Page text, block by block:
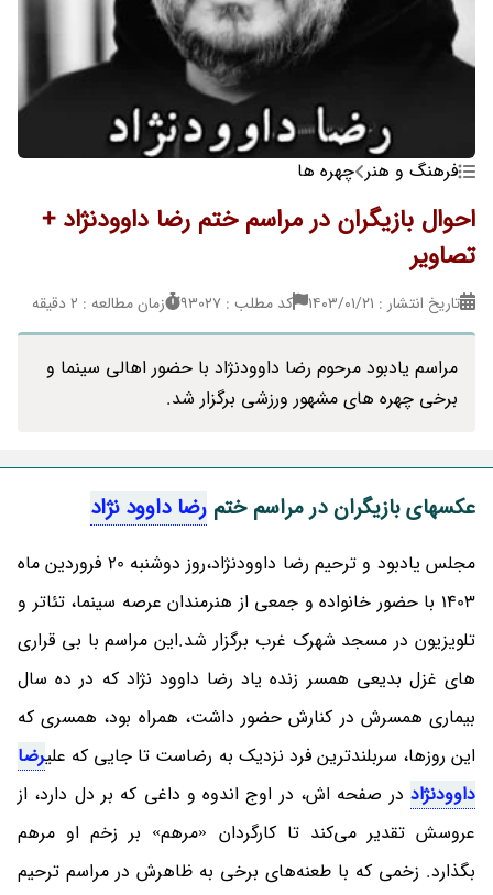
فرهنگ و هنر چهره ها
احوال بازیگران در مراسم ختم رضا داوودنژاد +
تصاویر
تاریخ انتشار : ۱۴۰۳/۰۱/۲۱ کد مطلب : 93027 زمان مطالعه : 2 دقیقه
مراسم یادبود مرحوم رضا داوودنژاد با حضور اهالی سینما و
برخی چهره های مشهور ورزشی برگزار شد.
عکسهای بازیگران در مراسم ختم رضا داوود نژاد
مجلس یادبود و ترحیم رضا داوودنژاد،روز دوشنبه 20 فروردین ماه
1403 با حضور خانواده و جمعی از هنرمندان عرصه سینما، تئاتر و
تلویزیون در مسجد شهرک غرب برگزار شد.این مراسم با بی قراری
های غزل بدیعی همسر زنده یاد رضا داوود نژاد که در ده سال
بیماری همسرش در کنارش حضور داشت، همراه بود، همسری که
این روزها، سربلندترین فرد نزدیک به رضاست تا جایی که علیرضا
داوودنژاد در صفحه اش، در اوج اندوه و داغی که بر دل دارد، از
عروسش تقدیر می‌کند تا کارگردان «مرهم» بر زخم او مرهم
بگذارد. زخمی که با طعنه‌های برخی به ظاهرش در مراسم ترحیم